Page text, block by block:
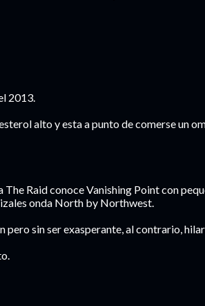
2013.
alto y esta a punto de comerse un
The Raid conoce Vanishing Point con
onda North by Northwest.
pero sin ser exasperante, al contrario,